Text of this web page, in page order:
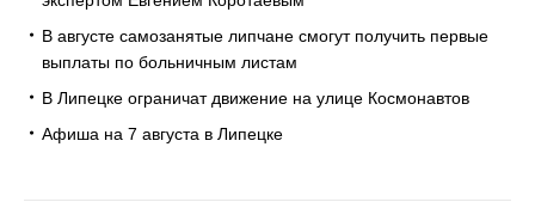
В августе самозанятые липчане смогут получить первые
выплаты по больничным листам
В Липецке ограничат движение на улице Космонавтов
Афиша на 7 августа в Липецке